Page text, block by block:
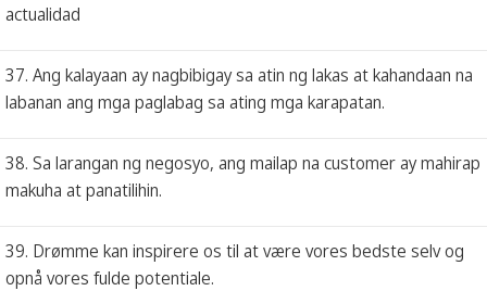
actualidad
37. Ang kalayaan ay nagbibigay sa atin ng lakas at kahandaan na
labanan ang mga paglabag sa ating mga karapatan.
38. Sa larangan ng negosyo, ang mailap na customer ay mahirap
makuha at panatilihin.
39. Drømme kan inspirere os til at være vores bedste selv og
opnå vores fulde potentiale.